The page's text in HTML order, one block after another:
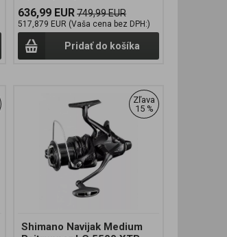
636,99 EUR749,99 EUR
517,879 EUR (Vaša cena bez DPH:)
Pridať do košíka
Zľava
15 %
Shimano Navijak Medium